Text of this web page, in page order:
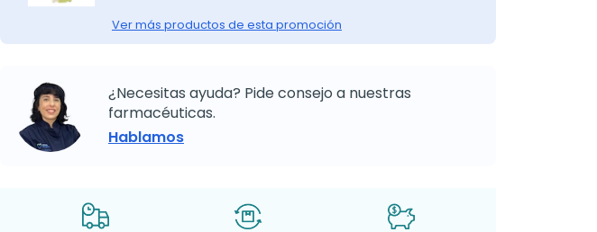
Ver más productos de esta promoción
¿Necesitas ayuda? Pide consejo a nuestras
farmacéuticas.
Hablamos